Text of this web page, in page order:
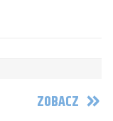
ZOBACZ